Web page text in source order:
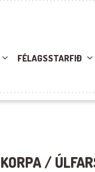
FÉLAGSSTARFIÐ
KORPA /